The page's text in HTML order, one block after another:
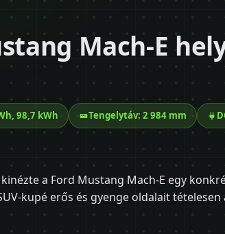
Mach-E
98,7 kWh Tengelytáv: 2 984 mm
a Ford Mustang Mach-E egy
kupé erős és gyenge oldalait tételesen